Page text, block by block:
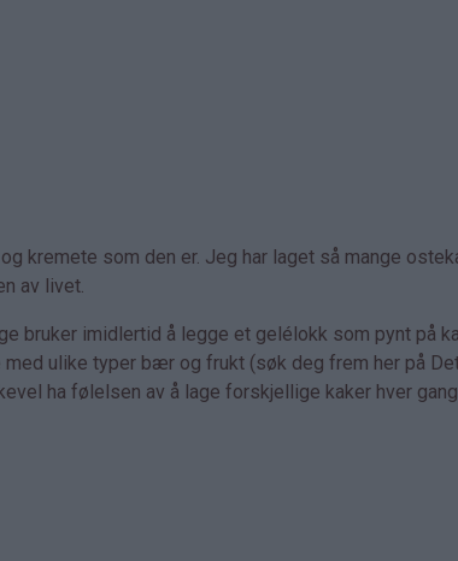
kremete som den er. Jeg har laget så mange
av livet.
bruker imidlertid å legge et gelélokk som pynt på
ulike typer bær og frukt (søk deg frem her på
ha følelsen av å lage forskjellige kaker hver